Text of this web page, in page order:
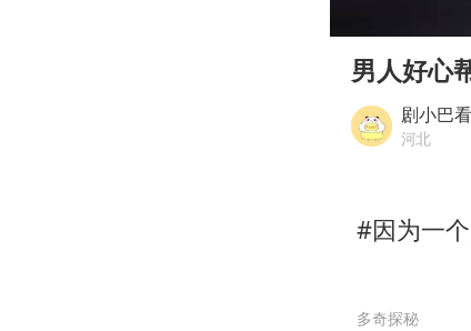
男人好心
剧小巴
河北
#因为一
多奇探秘